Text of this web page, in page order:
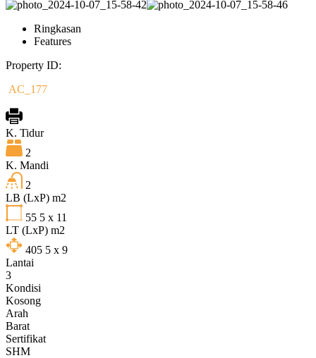
Ringkasan
Features
Property ID:
AC_177
K. Tidur
2
K. Mandi
2
LB (LxP) m2
55 5 x 11
LT (LxP) m2
405 5 x 9
Lantai
3
Kondisi
Kosong
Arah
Barat
Sertifikat
SHM